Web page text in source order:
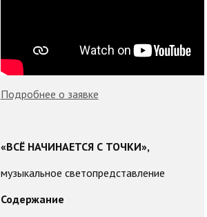
Подробнее о заявке
«ВСЁ НАЧИНАЕТСЯ С ТОЧКИ»,
музыкальное светопредставление
Содержание